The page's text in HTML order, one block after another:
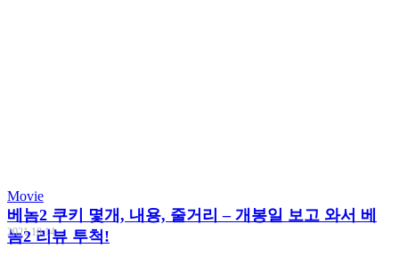
Movie
베놈2 쿠키 몇개, 내용, 줄거리 – 개봉일 보고 와서 베
놈2 리뷰 투척!
2021.10.14